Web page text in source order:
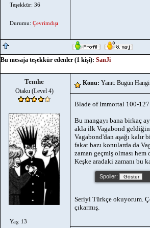
Teşekkür: 36
Durumu: Çevrimdışı
Bu mesaja teşekkür edenler (1 kişi): SanJi
Temhe
Otaku (Level 4)
Yaş: 13
Konu: Yanıt: Bugün
Blade of Immortal 100-127
Bu mangayı bana birkaç
akla ilk Vagabond
Vagabond'dan aşağı kalır
fakat bazı konularda da
zaman geçmiş olması
Keşke aradaki zamanı bu
Spoiler:
Seriyi Türkçe okuyorum.
çıkarmış.